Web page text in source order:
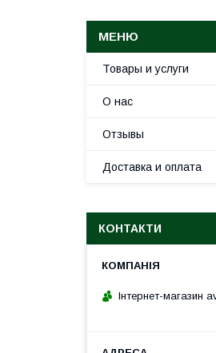
Товары и услуги
О нас
Отзывы
Доставка и оплата
КОНТАКТИ
Інтернет-магазин